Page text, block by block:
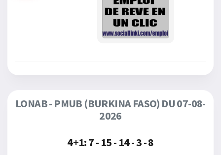
LONAB - PMUB (BURKINA FASO) DU 07-08-
2026
4+1:7 - 15 - 14 - 3 - 8